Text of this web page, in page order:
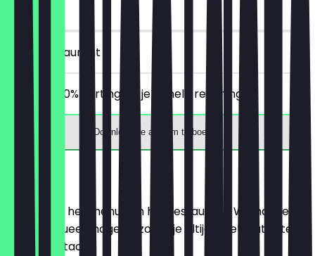
30 dagen
in het restaurant
Ontvang 30% korting op je gehele rekening!
Download de app om te boeken
Menu
Hier vind je het menu van het restaurant. We houden
het zo actueel mogelijk, zodat je altijd weet wat je te
wachten staat.